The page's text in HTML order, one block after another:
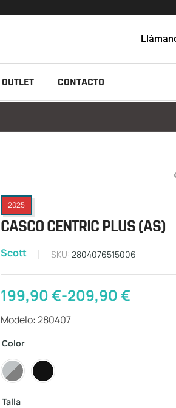
OUTLET CONTACTO
2025
CASCO CENTRIC PLUS (AS)
Scott SKU: 2804076515006
199,90€-209,90€
Modelo: 280407
Color
Talla